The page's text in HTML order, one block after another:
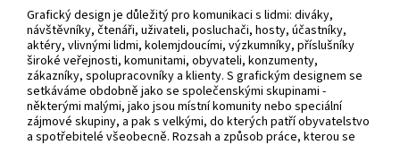
Grafický design je důležitý pro komunikaci s lidmi: diváky,
návštěvníky, čtenáři, uživateli, posluchači, hosty, účastníky,
aktéry, vlivnými lidmi, kolemjdoucími, výzkumníky, příslušníky
široké veřejnosti, komunitami, obyvateli, konzumenty,
zákazníky, spolupracovníky a klienty. S grafickým designem se
setkáváme obdobně jako se společenskými skupinami -
některými malými, jako jsou místní komunity nebo speciální
zájmové skupiny, a pak s velkými, do kterých patří obyvatelstvo
a spotřebitelé všeobecně. Rozsah a způsob práce, kterou se